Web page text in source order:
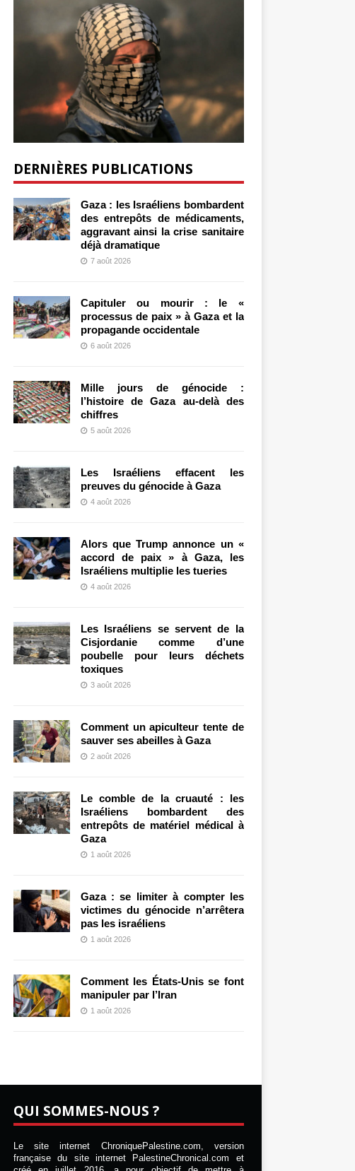
DERNIÈRES PUBLICATIONS
Gaza : les Israéliens bombardent
des entrepôts de médicaments,
aggravant ainsi la crise sanitaire
déjà dramatique
7 août 2026
Capituler ou mourir : le «
processus de paix » à Gaza et la
propagande occidentale
6 août 2026
Mille jours de génocide :
l’histoire de Gaza au-delà des
chiffres
5 août 2026
Les Israéliens effacent les
preuves du génocide à Gaza
4 août 2026
Alors que Trump annonce un «
accord de paix » à Gaza, les
Israéliens multiplie les tueries
4 août 2026
Les Israéliens se servent de la
Cisjordanie comme d’une
poubelle pour leurs déchets
toxiques
3 août 2026
Comment un apiculteur tente de
sauver ses abeilles à Gaza
2 août 2026
Le comble de la cruauté : les
Israéliens bombardent des
entrepôts de matériel médical à
Gaza
1 août 2026
Gaza : se limiter à compter les
victimes du génocide n’arrêtera
pas les israéliens
1 août 2026
Comment les États-Unis se font
manipuler par l’Iran
1 août 2026
QUI SOMMES-NOUS ?
Le site internet ChroniquePalestine.com, version
française du site internet PalestineChronical.com et